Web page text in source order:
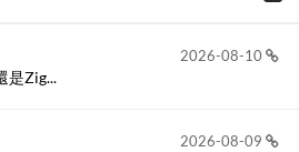
2026-08-10
是Zig...
2026-08-09